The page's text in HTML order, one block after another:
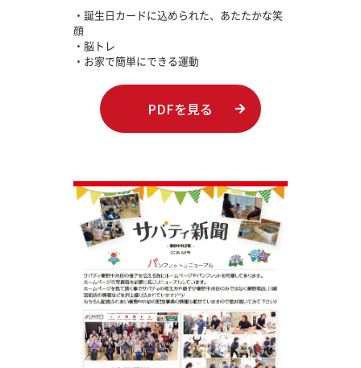
・誕生日カードに込められた、あたたかな笑
顔
・脳トレ
・お家で簡単にできる運動
PDFを見る